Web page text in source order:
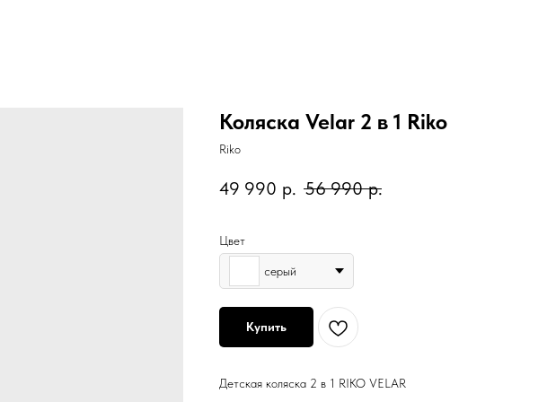
Коляска Velar 2 в 1 Riko
Riko
49 990 р. 56 990 р.
Цвет
серый
Купить
Детская коляска 2 в 1 RIKO VELAR